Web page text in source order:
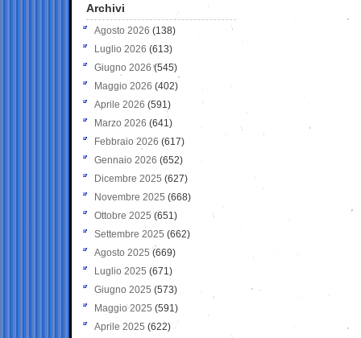
Archivi
Agosto 2026 (138)
Luglio 2026 (613)
Giugno 2026 (545)
Maggio 2026 (402)
Aprile 2026 (591)
Marzo 2026 (641)
Febbraio 2026 (617)
Gennaio 2026 (652)
Dicembre 2025 (627)
Novembre 2025 (668)
Ottobre 2025 (651)
Settembre 2025 (662)
Agosto 2025 (669)
Luglio 2025 (671)
Giugno 2025 (573)
Maggio 2025 (591)
Aprile 2025 (622)